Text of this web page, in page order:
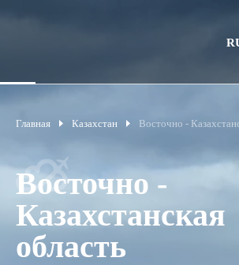
Главная Казахстан Восточно -
Восточно -
Казахстанская
область